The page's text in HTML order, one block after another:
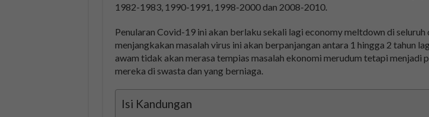
1982-1983, 1990-1991, 1998-2000 dan 2008-2010.
Penularan Covid-19 ini akan berlaku sekali lagi economy meltdown di seluruh
menjangkakan masalah virus ini akan berpanjangan antara 1 hingga 2 tahun
awam tidak akan merasa tempias masalah ekonomi merudum tetapi menjadi
mereka di swasta dan yang berniaga.
Isi Kandungan